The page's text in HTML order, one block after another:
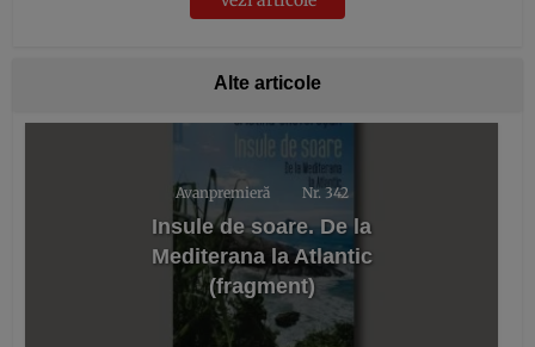
Alte articole
Avanpremieră Nr. 342
Insule de soare. De la
Mediterana la Atlantic
(fragment)